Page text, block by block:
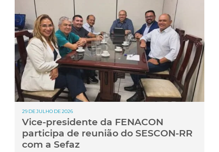
29 DE JULHO DE 2026
Vice-presidente da FENACON
participa de reunião do SESCON-RR
com a Sefaz